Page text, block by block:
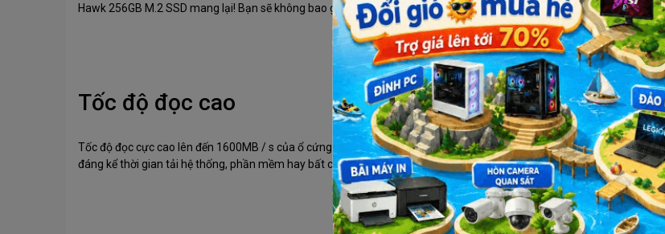
Hawk 256GB M.2 SSD mang lại! Bạn sẽ không bao giờ quay lại ổ cứng truyền thống nữa!
Tốc độ đọc cao
Tốc độ đọc cực cao lên đến 1600MB / s của ổ cứng SSD Verico Hawk 256GB NVMe PCIe Gen3x2 M.2 2280 sẽ cải thiện
đáng kể thời gian tải hệ thống, phần mềm hay bất cứ thứ gì bạn để bên trong.